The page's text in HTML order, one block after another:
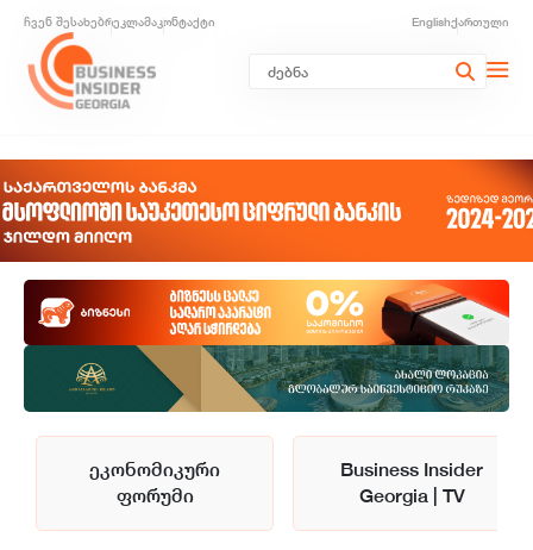
ჩვენ შესახებრეკლამაკონტაქტი Englishქართული
ეკონომიკური
ფორუმი
Business Insider
Georgia | TV